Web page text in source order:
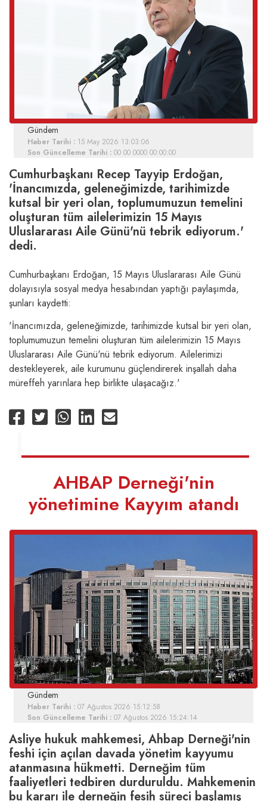
Gündem
Haber Tarihi : 15 May 2026 13:03:06
Son Güncelleme Tarihi : 00 00 0000 00:00:00
Cumhurbaşkanı Recep Tayyip Erdoğan,
'İnancımızda, geleneğimizde, tarihimizde
kutsal bir yeri olan, toplumumuzun temelini
oluşturan tüm ailelerimizin 15 Mayıs
Uluslararası Aile Günü'nü tebrik ediyorum.'
dedi.
Cumhurbaşkanı Erdoğan, 15 Mayıs Uluslararası Aile Günü
dolayısıyla sosyal medya hesabından yaptığı paylaşımda,
şunları kaydetti:
'İnancımızda, geleneğimizde, tarihimizde kutsal bir yeri olan,
toplumumuzun temelini oluşturan tüm ailelerimizin 15 Mayıs
Uluslararası Aile Günü'nü tebrik ediyorum. Ailelerimizi
destekleyerek, aile kurumunu güçlendirerek inşallah daha
müreffeh yarınlara hep birlikte ulaşacağız.'
AHBAP Derneği'nin
yönetimine Kayyım atandı
Gündem
Haber Tarihi : 07 Ağustos 2026 15:12:58
Son Güncelleme Tarihi : 07 Ağustos 2026 15:24:14
Asliye hukuk mahkemesi, Ahbap Derneği'nin
feshi için açılan davada yönetim kayyumu
atanmasına hükmetti. Derneğim tüm
faaliyetleri tedbiren durduruldu. Mahkemenin
bu kararı ile derneğin fesih süreci başlamış